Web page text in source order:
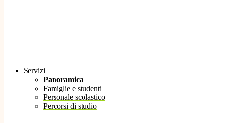
Servizi
Panoramica
Famiglie e studenti
Personale scolastico
Percorsi di studio